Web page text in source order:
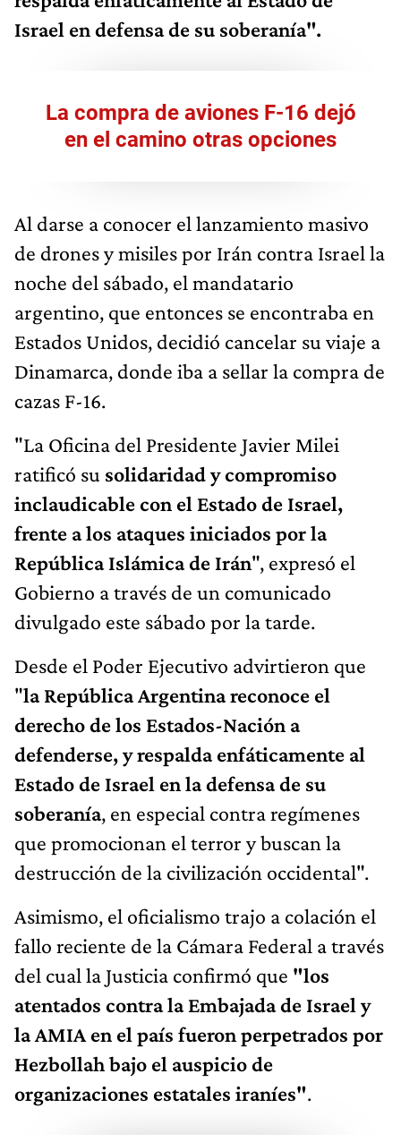
Israel en defensa de su soberanía".
La compra de aviones F-16 dejó
en el camino otras opciones
Al darse a conocer el lanzamiento masivo
de drones y misiles por Irán contra Israel la
noche del sábado, el mandatario
argentino, que entonces se encontraba en
Estados Unidos, decidió cancelar su viaje a
Dinamarca, donde iba a sellar la compra de
cazas F-16.
"La Oficina del Presidente Javier Milei
ratificó su solidaridad y compromiso
inclaudicable con el Estado de Israel,
frente a los ataques iniciados por la
República Islámica de Irán", expresó el
Gobierno a través de un comunicado
divulgado este sábado por la tarde.
Desde el Poder Ejecutivo advirtieron que
"la República Argentina reconoce el
derecho de los Estados-Nación a
defenderse, y respalda enfáticamente al
Estado de Israel en la defensa de su
soberanía, en especial contra regímenes
que promocionan el terror y buscan la
destrucción de la civilización occidental".
Asimismo, el oficialismo trajo a colación el
fallo reciente de la Cámara Federal a través
del cual la Justicia confirmó que "los
atentados contra la Embajada de Israel y
la AMIA en el país fueron perpetrados por
Hezbollah bajo el auspicio de
organizaciones estatales iraníes".